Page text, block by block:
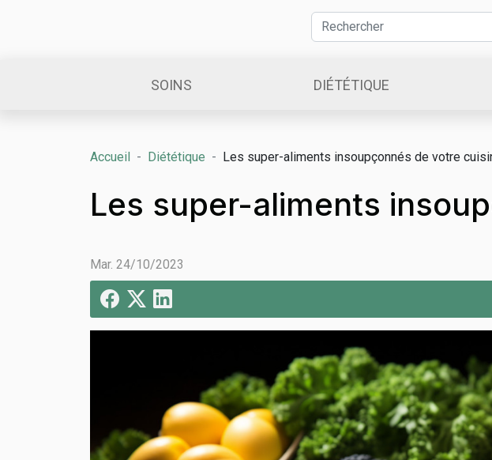
SOINS DIÉTÉTIQUE
Accueil Diététique Les super-aliments insoupçonnés de votre
Les super-aliments
Mar. 24/10/2023